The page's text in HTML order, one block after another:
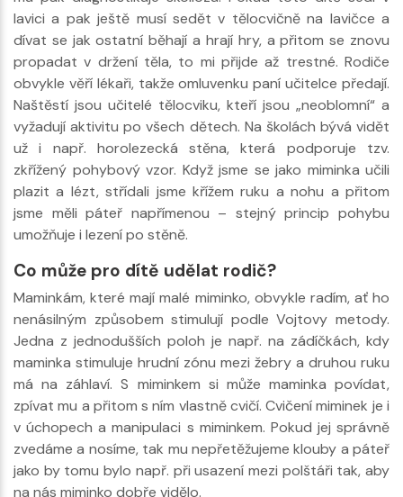
lavici a pak ještě musí sedět v tělocvičně na lavičce a
dívat se jak ostatní běhají a hrají hry, a přitom se znovu
propadat v držení těla, to mi přijde až trestné. Rodiče
obvykle věří lékaři, takže omluvenku paní učitelce předají.
Naštěstí jsou učitelé tělocviku, kteří jsou „neoblomní“ a
vyžadují aktivitu po všech dětech. Na školách bývá vidět
už i např. horolezecká stěna, která podporuje tzv.
zkřížený pohybový vzor. Když jsme se jako miminka učili
plazit a lézt, střídali jsme křížem ruku a nohu a přitom
jsme měli páteř napřímenou – stejný princip pohybu
umožňuje i lezení po stěně.
Co může pro dítě udělat rodič?
Maminkám, které mají malé miminko, obvykle radím, ať ho
nenásilným způsobem stimulují podle Vojtovy metody.
Jedna z jednodušších poloh je např. na zádíčkách, kdy
maminka stimuluje hrudní zónu mezi žebry a druhou ruku
má na záhlaví. S miminkem si může maminka povídat,
zpívat mu a přitom s ním vlastně cvičí. Cvičení miminek je i
v úchopech a manipulaci s miminkem. Pokud jej správně
zvedáme a nosíme, tak mu nepřetěžujeme klouby a páteř
jako by tomu bylo např. při usazení mezi polštáři tak, aby
na nás miminko dobře vidělo.